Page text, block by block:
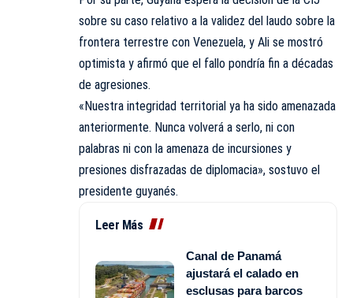
sobre su caso relativo a la validez del laudo sobre la
frontera terrestre con Venezuela, y Ali se mostró
optimista y afirmó que el fallo pondría fin a décadas
de agresiones.
«Nuestra integridad territorial ya ha sido amenazada
anteriormente. Nunca volverá a serlo, ni con
palabras ni con la amenaza de incursiones y
presiones disfrazadas de diplomacia», sostuvo el
presidente guyanés.
Leer Más
Canal de Panamá
ajustará el calado en
esclusas para barcos